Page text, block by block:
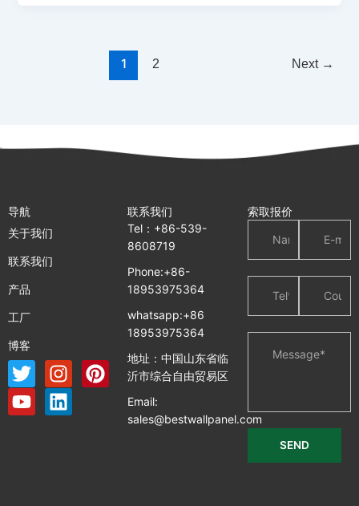
1 2 Next →
导航
关于我们
联系我们
产品
工厂
博客
T
w
i
I
n
s
P
i
Y
o
u
L
i
n
联系我们
Tel：+86-539-
8608719
Phone:+86-
18953975364
whatsapp:+86
18953975364
地址：中国山东省临
沂市综合自由贸易区
Email:
sales@bestwallpanel.com
索取报价